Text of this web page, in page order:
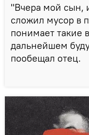
"Вчера мой сын,
сложил мусор в
понимает такие
дальнейшем
пообещал отец.